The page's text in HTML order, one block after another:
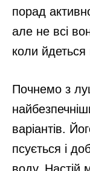
порад
але не всі
коли йдеться
Почнемо з
варіантів.
псується і